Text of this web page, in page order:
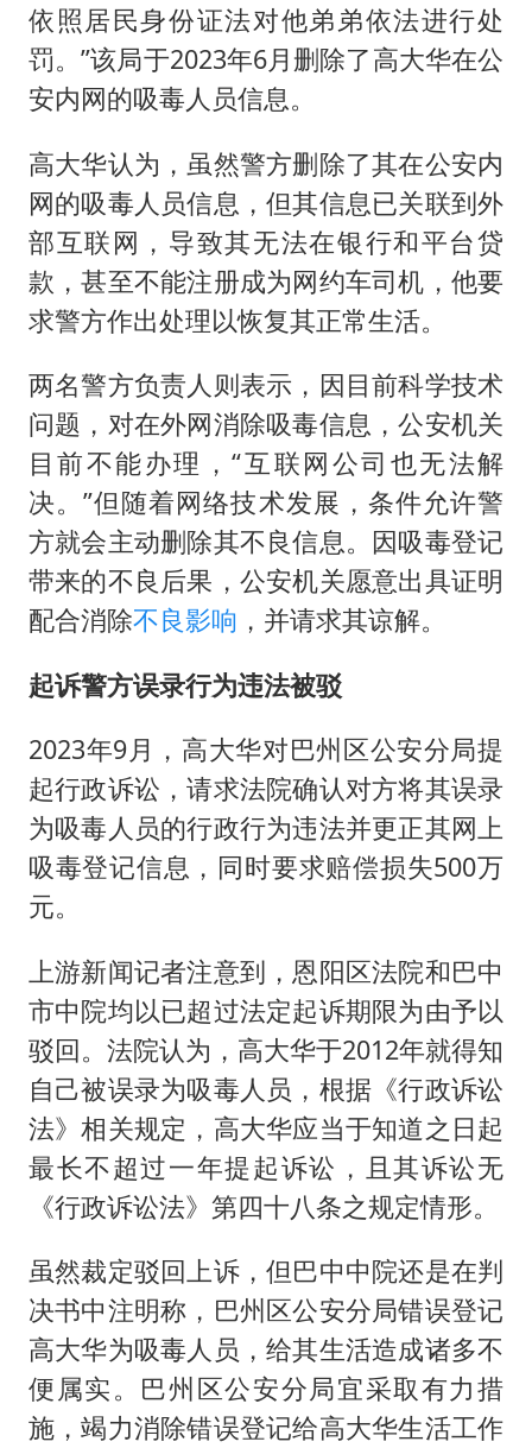
依照居民身份证法对他弟弟依法进行处
罚。”该局于2023年6月删除了高大华在公
安内网的吸毒人员信息。
高大华认为，虽然警方删除了其在公安内
网的吸毒人员信息，但其信息已关联到外
部互联网，导致其无法在银行和平台贷
款，甚至不能注册成为网约车司机，他要
求警方作出处理以恢复其正常生活。
两名警方负责人则表示，因目前科学技术
问题，对在外网消除吸毒信息，公安机关
目前不能办理，“互联网公司也无法解
决。”但随着网络技术发展，条件允许警
方就会主动删除其不良信息。因吸毒登记
带来的不良后果，公安机关愿意出具证明
配合消除不良影响 ，并请求其谅解。
起诉警方误录行为违法被驳
2023年9月，高大华对巴州区公安分局提
起行政诉讼，请求法院确认对方将其误录
为吸毒人员的行政行为违法并更正其网上
吸毒登记信息，同时要求赔偿损失500万
元。
上游新闻记者注意到，恩阳区法院和巴中
市中院均以已超过法定起诉期限为由予以
驳回。法院认为，高大华于2012年就得知
自己被误录为吸毒人员，根据《行政诉讼
法》相关规定，高大华应当于知道之日起
最长不超过一年提起诉讼，且其诉讼无
《行政诉讼法》第四十八条之规定情形。
虽然裁定驳回上诉，但巴中中院还是在判
决书中注明称，巴州区公安分局错误登记
高大华为吸毒人员，给其生活造成诸多不
便属实。巴州区公安分局宜采取有力措
施，竭力消除错误登记给高大华生活工作